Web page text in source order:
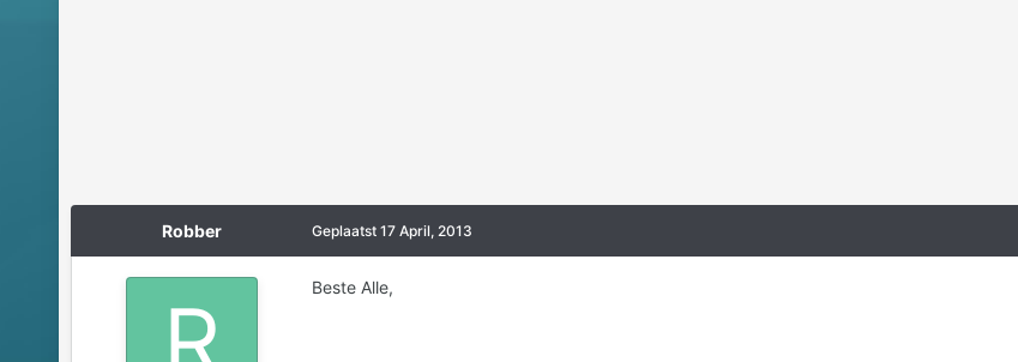
Robber Geplaatst 17 April, 2013
Beste Alle,